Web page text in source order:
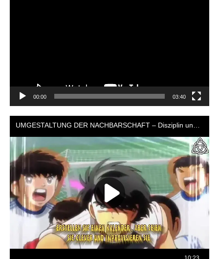
00:00 03:40